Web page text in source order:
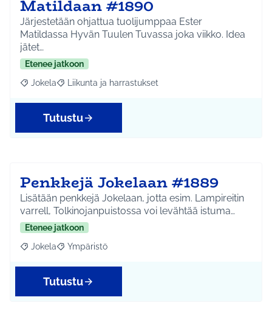
Matildaan #1890
Järjestetään ohjattua tuolijumppaa Ester
Matildassa Hyvän Tuulen Tuvassa joka viikko. Idea
jätet…
Etenee jatkoon
Rajaa tulokset aihepiirin mukaan: Jokela
Jokela Rajaa tulokset teeman mukaan: Liikunta ja
Liikunta ja harrastukset
Tutustu
Penkkejä Jokelaan #1889
Lisätään penkkejä Jokelaan, jotta esim. Lampireitin
varrell, Tolkinojanpuistossa voi levähtää istuma…
Etenee jatkoon
Rajaa tulokset aihepiirin mukaan: Jokela
Jokela Rajaa tulokset teeman mukaan: Ympäristö
Ympäristö
Tutustu